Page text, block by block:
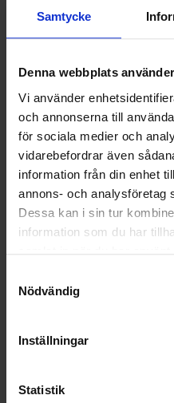
Samtycke
Denna webbplats
Vi använder
och annonserna till
för sociala medier och
vidarebefordrar även
information från din enhet
annons- och analysföretag
Dessa kan i sin tur
information som du har
Nödvändig
Inställningar
Statistik
IK
LÄS MER
2019-11-07
Flaggan i topp när
LÄS MER
HÅLLBARHET